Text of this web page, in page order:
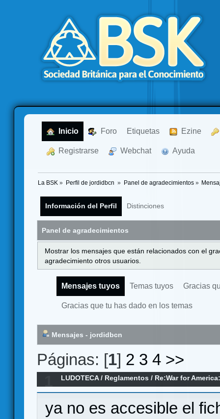
Inicio Foro Etiquetas Ezine
Registrarse Webchat Ayuda
La BSK » Perfil de jordidbcn » Panel de agradecimientos»
Información del Perfil Distinciones
Panel de agradecimientos
Mostrar los mensajes que están relacionados con el
agradecimiento otros usuarios.
Mensajes tuyos Temas tuyos Gracias
Gracias que tu has dado en los temas
Mensajes - jordidbcn
Páginas: [1] 2 3 4 >>
LUDOTECA/ Reglamentos / Re:War for
Revolution, 1775-1782 (Reglamento)
ya no es accesible el